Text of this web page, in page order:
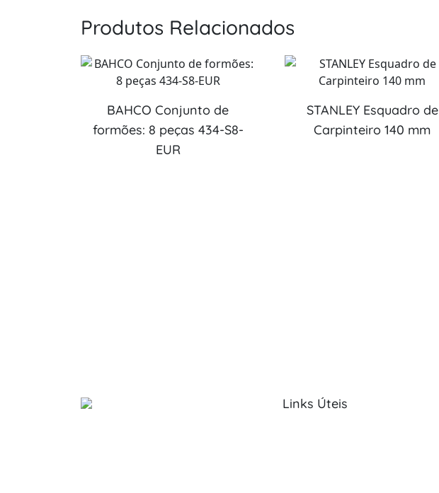
Produtos Relacionados
BAHCO Conjunto de
formões: 8 peças 434-S8-
EUR
STANLEY Esquadro de
Carpinteiro 140 mm
Links Úteis